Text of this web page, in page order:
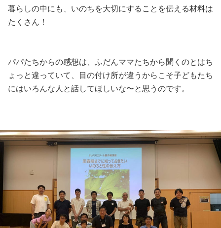
暮らしの中にも、いのちを大切にすることを伝える材料は
たくさん！
パパたちからの感想は、ふだんママたちから聞くのとはち
ょっと違っていて、目の付け所が違うからこそ子どもたち
にはいろんな人と話してほしいな〜と思うのです。